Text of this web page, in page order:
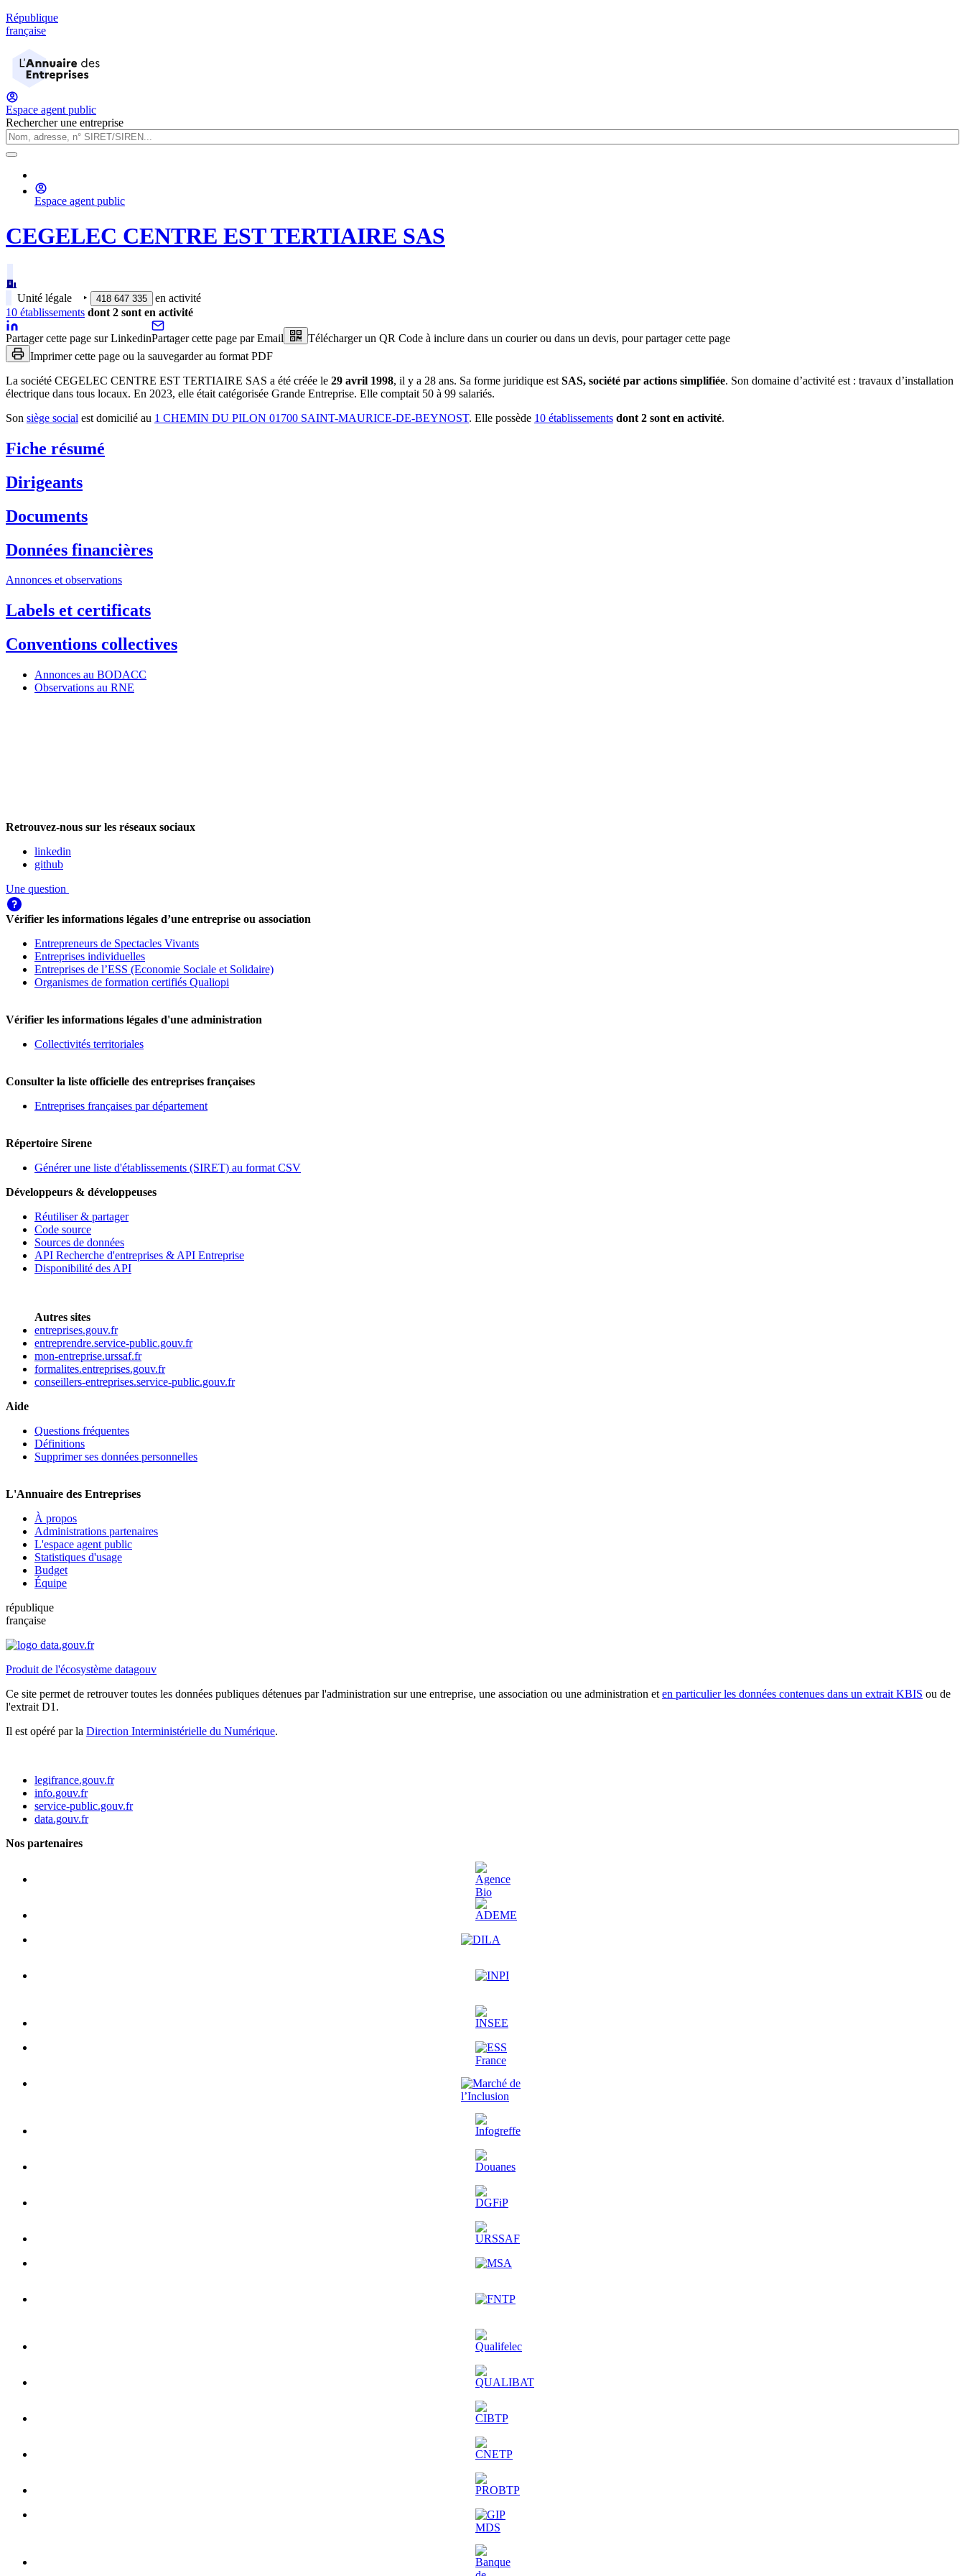
République
française
Espace agent public
Rechercher une entreprise
Espace agent public
CEGELEC CENTRE EST TERTIAIRE SAS
Unité légale ‣ 418 647 335
en activité
10 établissements dont 2 sont en activité
Partager cette page sur LinkedinPartager cette page par Email
Télécharger un QR Code à inclure dans un courier ou dans un devis, pour partager cette page
Imprimer cette page ou la sauvegarder au format PDF
La société CEGELEC CENTRE EST TERTIAIRE SAS a été créée le 29 avril 1998, il y a 28 ans. Sa forme juridique est SAS, société par actions simplifiée. Son domaine d’activité est : travaux d’installation
électrique dans tous locaux. En 2023, elle était catégorisée Grande Entreprise. Elle comptait 50 à 99 salariés.
Son siège social est domicilié au 1 CHEMIN DU PILON 01700 SAINT-MAURICE-DE-BEYNOST. Elle possède 10 établissements dont 2 sont en activité.
Fiche résumé
Dirigeants
Documents
Données financières
Annonces et observations
Labels et certificats
Conventions collectives
Annonces au BODACC
Observations au RNE
Retrouvez-nous sur les réseaux sociaux
linkedin
github
Une question
Vérifier les informations légales d’une entreprise ou association
Entrepreneurs de Spectacles Vivants
Entreprises individuelles
Entreprises de l’ESS (Economie Sociale et Solidaire)
Organismes de formation certifiés Qualiopi
Vérifier les informations légales d'une administration
Collectivités territoriales
Consulter la liste officielle des entreprises françaises
Entreprises françaises par département
Répertoire Sirene
Générer une liste d'établissements (SIRET) au format CSV
Développeurs & développeuses
Réutiliser & partager
Code source
Sources de données
API Recherche d'entreprises & API Entreprise
Disponibilité des API
Autres sites
entreprises.gouv.fr
entreprendre.service-public.gouv.fr
mon-entreprise.urssaf.fr
formalites.entreprises.gouv.fr
conseillers-entreprises.service-public.gouv.fr
Aide
Questions fréquentes
Définitions
Supprimer ses données personnelles
L'Annuaire des Entreprises
À propos
Administrations partenaires
L'espace agent public
Statistiques d'usage
Budget
Équipe
république
française
Produit de l'écosystème datagouv
Ce site permet de retrouver toutes les données publiques détenues par l'administration sur une entreprise, une association ou une administration et en particulier les données contenues dans un extrait KBIS ou de
l'extrait D1.
Il est opéré par la Direction Interministérielle du Numérique.
legifrance.gouv.fr
info.gouv.fr
service-public.gouv.fr
data.gouv.fr
Nos partenaires